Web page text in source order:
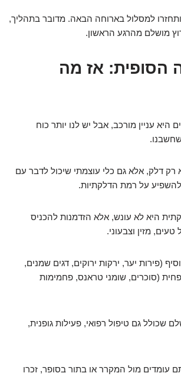
למסלול בארוחה הבאה. מדובר בתהליך,
מושלם מהרגע הראשון.
הסופית: אז מה
עניין מורכב, אבל יש לנו יותר כוח
רק דלק, אלא גם כלי עוצמתי שיכול לדבר עם
על רמת הדלקתיות.
היא לא עונש, אלא הזדמנות להכניס
טעים, מזין וצבעוני.
(פירות יער, ירקות ירוקים, דגים שמנים,
(סוכרים, שומני טראנס, פחמימות
שכולל גם טיפול רפואי, פעילות גופנית,
מול המקרר או בתור בסופר, זכרו